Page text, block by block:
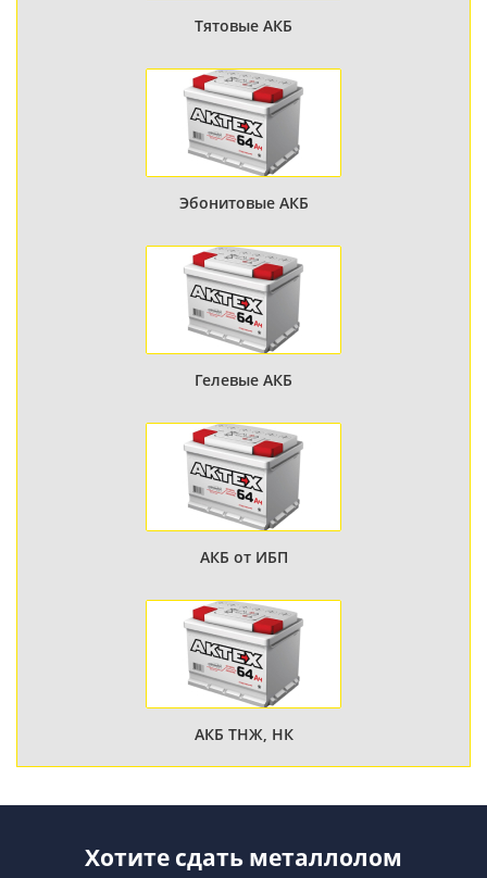
Тятовые АКБ
Эбонитовые АКБ
Гелевые АКБ
АКБ от ИБП
АКБ ТНЖ, НК
Хотите сдать металлолом